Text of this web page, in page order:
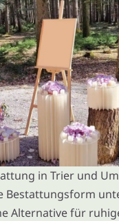
in Trier und
Bestattungsform
Alternative für